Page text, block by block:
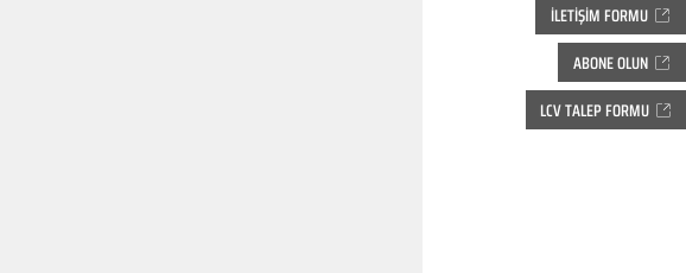
ABONE OLUN
LCV TALEP FORMU
İLETİŞİM FORMU